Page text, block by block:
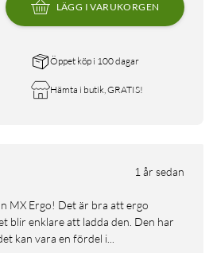
LÄGG I VARUKORGEN
Öppet köp i 100 dagar
Hämta i butik, GRATIS!
1 år sedan
blir enklare att ladda den. Den har
kan vara en fördel i...